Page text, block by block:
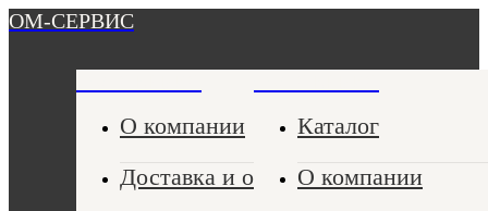
ОМ-СЕРВИС
О компании
Доставка и оплата
Каталог
О компании